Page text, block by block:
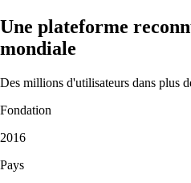
Une plateforme
mondiale
Des millions d'utilisateurs dans plus
Fondation
2016
Pays